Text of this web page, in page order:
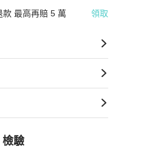
款 最高再賠 5 萬 領取
檢驗